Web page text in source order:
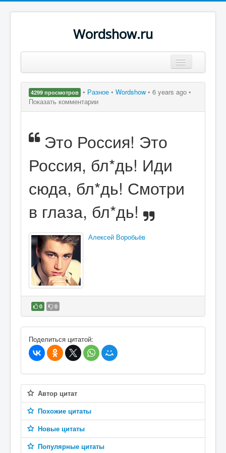
Wordshow.ru
Популярные цитаты
Поиск
4299 просмотров • Разное • Wordshow • 6 years ago •
Показать комментарии
Это Россия! Это
Россия, бл*дь! Иди
сюда, бл*дь! Смотри
в глаза, бл*дь!
Алексей Воробьёв
0 0
В избранное
Поделиться цитатой:
Автор цитат
Похожие цитаты
Новые цитаты
Популярные цитаты